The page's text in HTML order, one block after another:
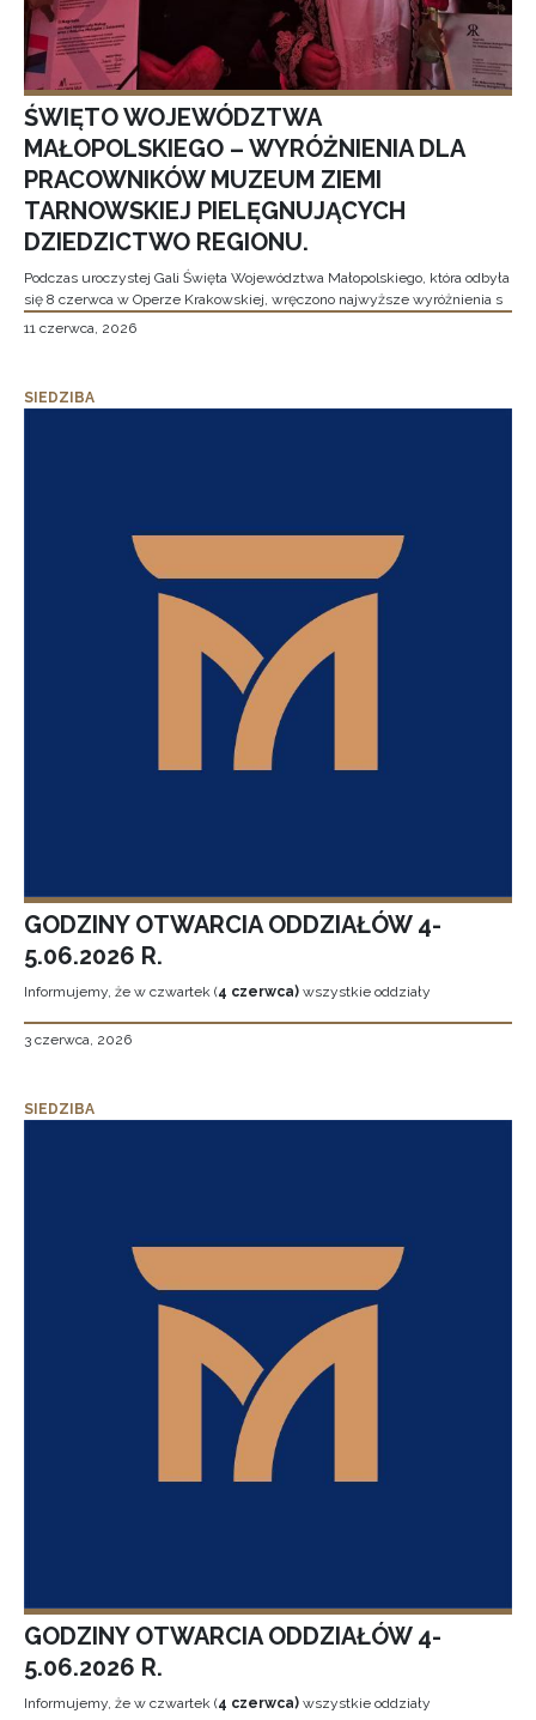
ŚWIĘTO WOJEWÓDZTWA
MAŁOPOLSKIEGO – WYRÓŻNIENIA DLA
PRACOWNIKÓW MUZEUM ZIEMI
TARNOWSKIEJ PIELĘGNUJĄCYCH
DZIEDZICTWO REGIONU.
Podczas uroczystej Gali Święta Województwa Małopolskiego, która odbyła
się 8 czerwca w Operze Krakowskiej, wręczono najwyższe wyróżnienia s
11 czerwca, 2026
SIEDZIBA
GODZINY OTWARCIA ODDZIAŁÓW 4-
5.06.2026 R.
Informujemy, że w czwartek (4 czerwca) wszystkie oddziały
3 czerwca, 2026
SIEDZIBA
GODZINY OTWARCIA ODDZIAŁÓW 4-
5.06.2026 R.
Informujemy, że w czwartek (4 czerwca) wszystkie oddziały